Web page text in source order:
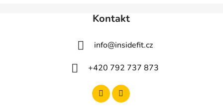
Kontakt
info@insidefit.cz
+420 792 737 873